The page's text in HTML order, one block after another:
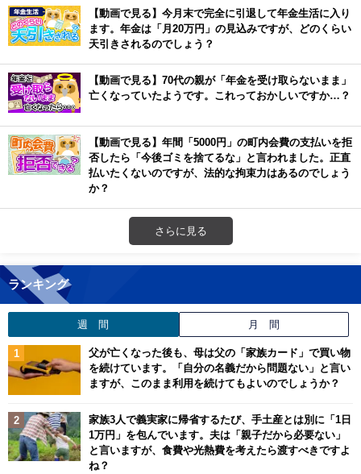
【動画で見る】今月末で完全に引退して年金生活に入り
ます。年金は「月20万円」の見込みですが、どのくらい
天引きされるのでしょう？
【動画で見る】70代の親が「年金を受け取らないまま」
亡くなっていたようです。これっておかしいですか…？
【動画で見る】年間「5000円」の町内会費の支払いを拒
否したら「今後ゴミを捨てるな」と言われました。正直
払いたくないのですが、法的な拘束力はあるのでしょう
か？
さらに見る
ランキング
週 間 月 間
父が亡くなった後も、母は父の「家族カード」で買い物
を続けています。「自分の名義だから問題ない」と言い
ますが、このまま利用を続けてもよいのでしょうか？
家族3人で義実家に帰省するたび、手土産とは別に「1日
1万円」を包んでいます。夫は「親子だから必要ない」
と言いますが、食費や光熱費を考えたら渡すべきですよ
ね？